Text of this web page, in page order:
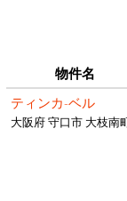
物件名
ティンカ-ベル
大阪府 守口市 大枝南